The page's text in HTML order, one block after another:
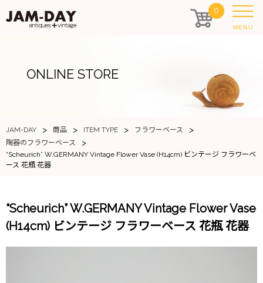
0
MENU
ONLINE STORE
JAM-DAY > 商品 > ITEM TYPE > フラワーベース >
陶器のフラワーベース >
“Scheurich” W.GERMANY Vintage Flower Vase (H14cm) ビンテージ フラワーベ
ース 花瓶 花器
“Scheurich” W.GERMANY Vintage Flower Vase
(H14cm) ビンテージ フラワーベース 花瓶 花器